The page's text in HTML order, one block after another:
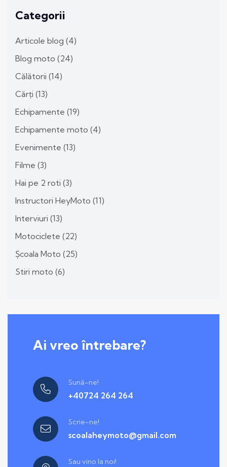
Categorii
Articole blog (4)
Blog moto (24)
Călătorii (14)
Cărți (13)
Echipamente (19)
Echipamente moto (4)
Evenimente (13)
Filme (3)
Hai pe 2 roti (3)
Instructori HeyMoto (11)
Interviuri (13)
Motociclete (22)
Școala Moto (25)
Stiri moto (6)
Ai vreo întrebare?
Sună-ne!
+40724 264 264
Scrie-ne!
scoalaheymoto@gmail.com
Sau vino la noi!